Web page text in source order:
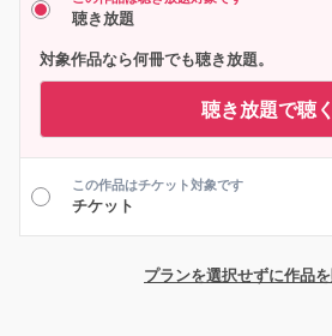
聴き放題
対象作品なら何冊でも聴き放題。
聴き放題で聴く
この作品はチケット対象です
チケット
プランを選択せずに作品